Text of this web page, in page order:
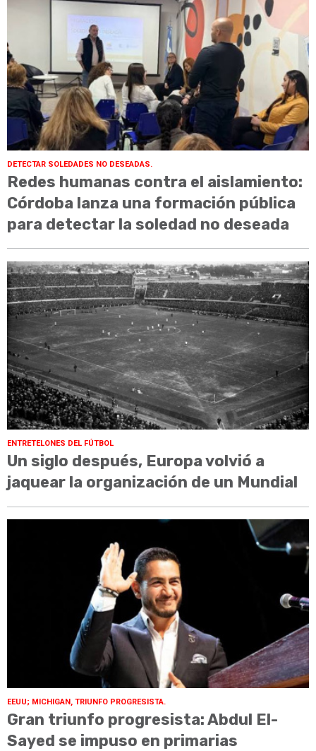
DETECTAR SOLEDADES NO DESEADAS.
Redes humanas contra el aislamiento:
Córdoba lanza una formación pública
para detectar la soledad no deseada
ENTRETELONES DEL FÚTBOL
Un siglo después, Europa volvió a
jaquear la organización de un Mundial
EEUU; MICHIGAN, TRIUNFO PROGRESISTA.
Gran triunfo progresista: Abdul El-
Sayed se impuso en primarias